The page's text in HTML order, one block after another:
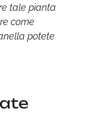
tale pianta
come
potete